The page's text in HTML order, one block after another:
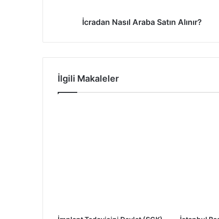
İcradan Nasıl Araba Satın Alınır?
İlgili Makaleler